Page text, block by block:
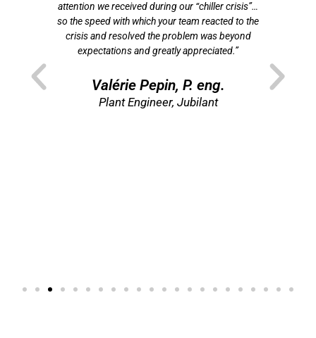
attention we received during our “chiller crisis”…
so the speed with which your team reacted to the
crisis and resolved the problem was beyond
expectations and greatly appreciated.”
Valérie Pepin, P. eng.
Plant Engineer, Jubilant